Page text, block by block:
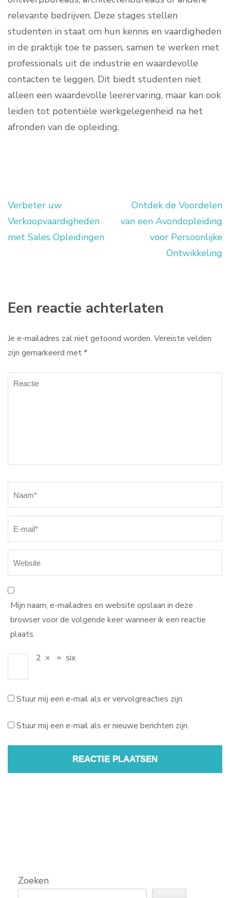
relevante bedrijven. Deze stages stellen
studenten in staat om hun kennis en vaardigheden
in de praktijk toe te passen, samen te werken met
professionals uit de industrie en waardevolle
contacten te leggen. Dit biedt studenten niet
alleen een waardevolle leerervaring, maar kan ook
leiden tot potentiële werkgelegenheid na het
afronden van de opleiding.
Berichtnavigatie
Verbeter uw
Verkoopvaardigheden
met Sales Opleidingen
Ontdek de Voordelen
van een Avondopleiding
voor Persoonlijke
Ontwikkeling
Een reactie achterlaten
Je e-mailadres zal niet getoond worden. Vereiste velden
zijn gemarkeerd met*
Reactie
Mijn naam, e-mailadres en website opslaan in deze
browser voor de volgende keer wanneer ik een reactie
plaats.
2 × = six
Stuur mij een e-mail als er vervolgreacties zijn.
Stuur mij een e-mail als er nieuwe berichten zijn.
Zoeken